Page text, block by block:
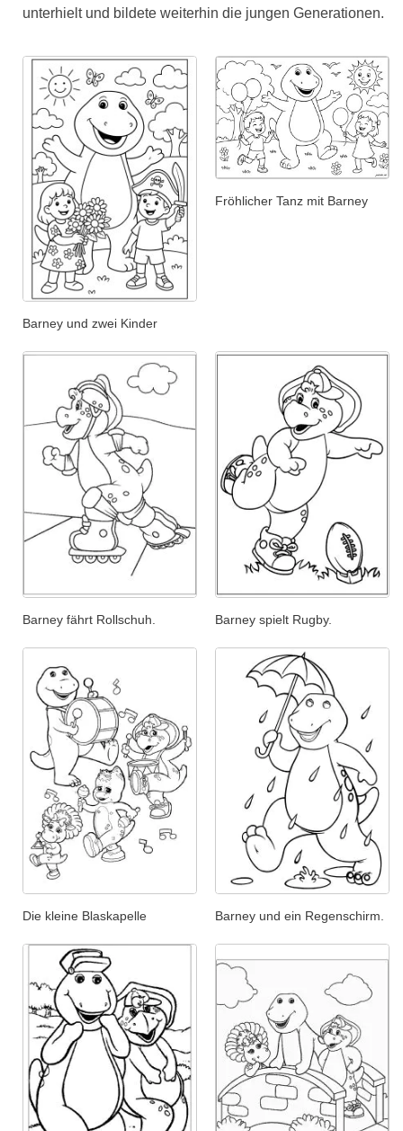
unterhielt und bildete weiterhin die jungen Generationen.
Barney und zwei Kinder
Fröhlicher Tanz mit Barney
Barney fährt Rollschuh. Barney spielt Rugby.
Die kleine Blaskapelle Barney und ein Regenschirm.